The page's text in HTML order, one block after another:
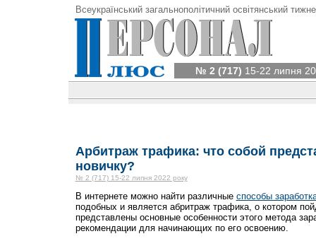
Всеукраїнський загальнополітичний освітянський
№ 2 (717) 15-22 липня
Арбитраж трафика: что собой
новичку?
№ 2 (717) 15-22 липня 2022 року
В интернете можно найти различные способы
подобных и является абритраж трафика, о котором
представлены основные особенности этого метода
рекомендации для начинающих по его освоению.